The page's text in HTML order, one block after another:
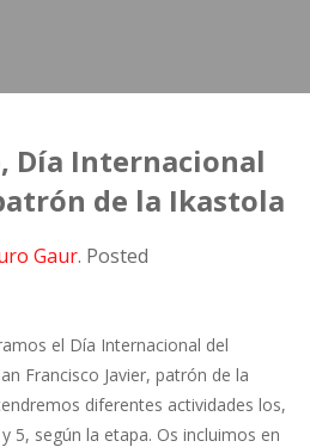
Día Internacional
de la Ikastola
Gaur. Posted
el Día Internacional del
Francisco Javier, patrón de la
diferentes actividades los,
5, según la etapa. Os incluimos en